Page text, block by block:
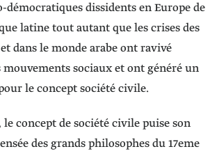
démocratiques dissidents en Europe de
latine tout autant que les crises des
dans le monde arabe ont ravivé
sociaux et ont généré un
le concept société civile.
concept de société civile puise son
des grands philosophes du 17eme